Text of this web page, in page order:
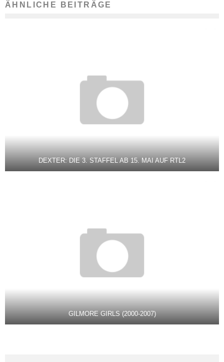
ÄHNLICHE BEITRÄGE
DEXTER: DIE 3. STAFFEL AB 15. MAI AUF RTL2
GILMORE GIRLS (2000-2007)